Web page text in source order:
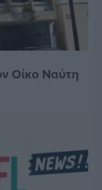
Οίκο Ναύτη